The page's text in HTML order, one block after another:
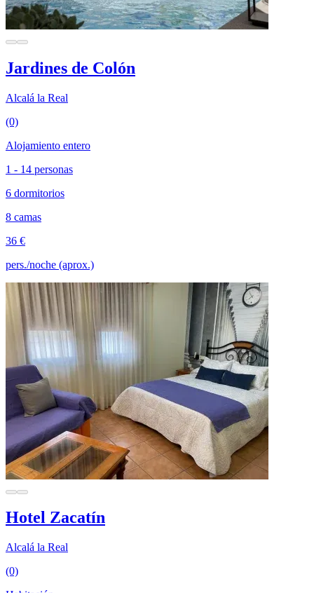
Jardines de Colón
Alcalá la Real
(0)
Alojamiento entero
1 - 14 personas
6 dormitorios
8 camas
36 €
pers./noche (aprox.)
Hotel Zacatín
Alcalá la Real
(0)